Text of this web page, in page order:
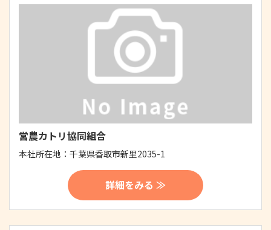
営農カトリ協同組合
本社所在地： 千葉県香取市新里2035-1
詳細をみる ≫